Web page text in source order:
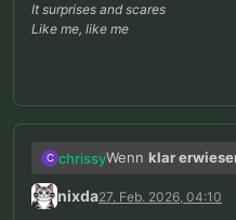
It surprises and scares
Like me, like me
C chrissyWenn klar
entsprechende
ausgeht, dann
Dieser Nachweis
nixda27. Feb. 2026, 04:10